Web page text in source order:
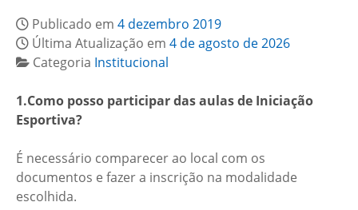
Publicado em 4 dezembro 2019
Última Atualização em 4 de agosto de 2026
Categoria Institucional
1.Como posso participar das aulas de Iniciação
Esportiva?
É necessário comparecer ao local com os
documentos e fazer a inscrição na modalidade
escolhida.